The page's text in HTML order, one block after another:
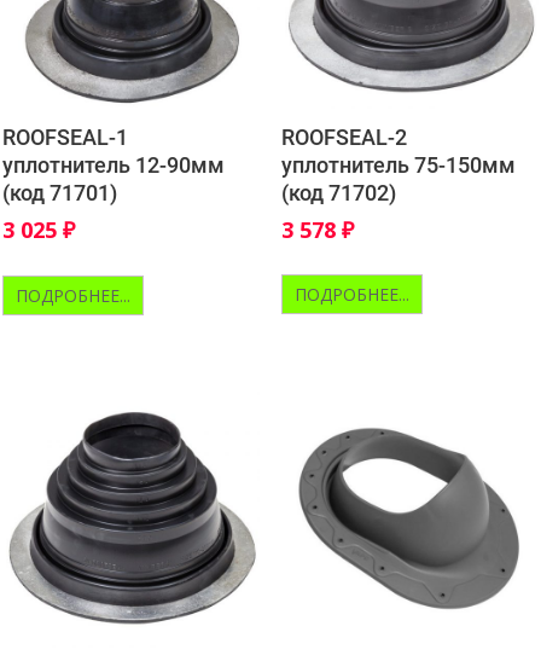
ROOFSEAL-1
уплотнитель 12-90мм
(код 71701)
3 025 ₽
ПОДРОБНЕЕ...
ROOFSEAL-2
уплотнитель 75-150мм
(код 71702)
3 578 ₽
ПОДРОБНЕЕ...